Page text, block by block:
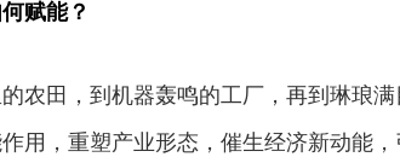
赋能？
农田，到机器轰鸣的工厂，再到琳琅
用，重塑产业形态，催生经济新动能